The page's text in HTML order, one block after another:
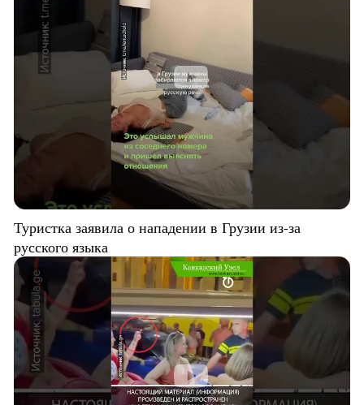
Туристка заявила о нападении в Грузии из-за
русского языка